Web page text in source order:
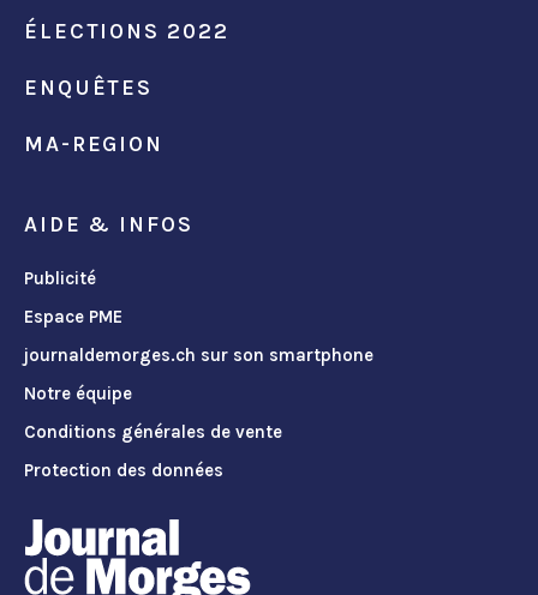
ÉLECTIONS 2022
ENQUÊTES
MA-REGION
AIDE & INFOS
Publicité
Espace PME
journaldemorges.ch sur son smartphone
Notre équipe
Conditions générales de vente
Protection des données